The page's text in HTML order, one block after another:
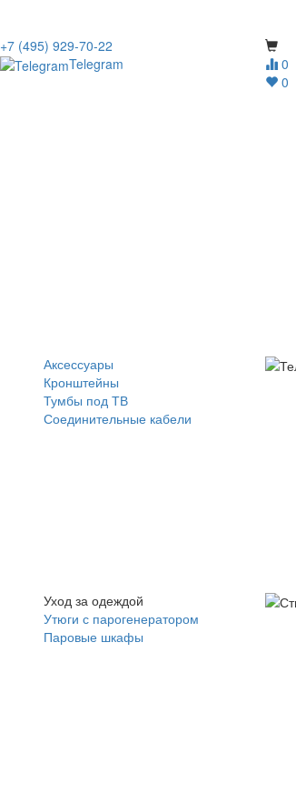
0
0
+7 (495) 929-70-22
Telegram
Аксессуары
Кронштейны
Тумбы под ТВ
Соединительные кабели
Уход за одеждой
Утюги с парогенератором
Паровые шкафы